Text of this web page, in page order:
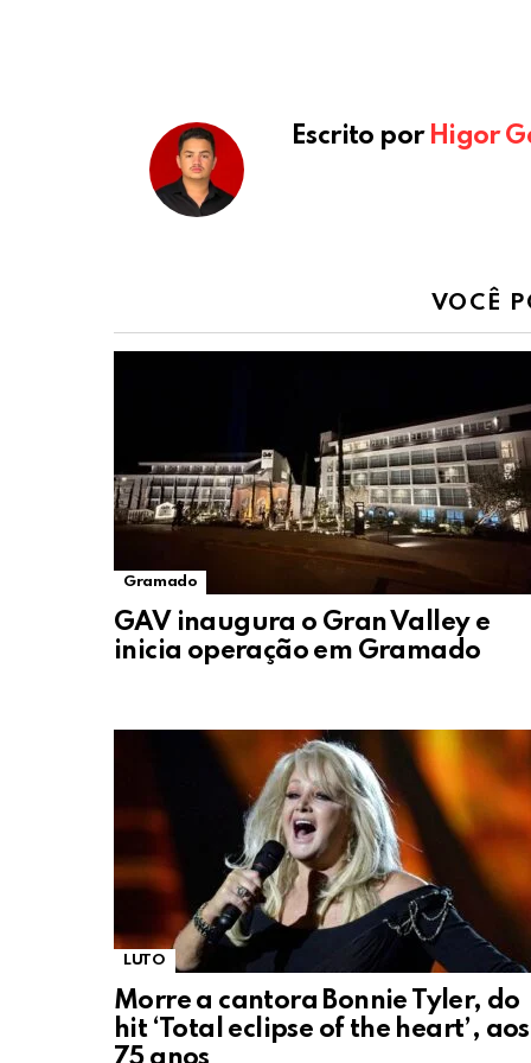
Escrito por Higor
VOCÊ
Gramado
GAV inaugura o Gran Valley e
inicia operação em Gramado
LUTO
Morre a cantora Bonnie Tyler, do
hit ‘Total eclipse of the heart’, aos